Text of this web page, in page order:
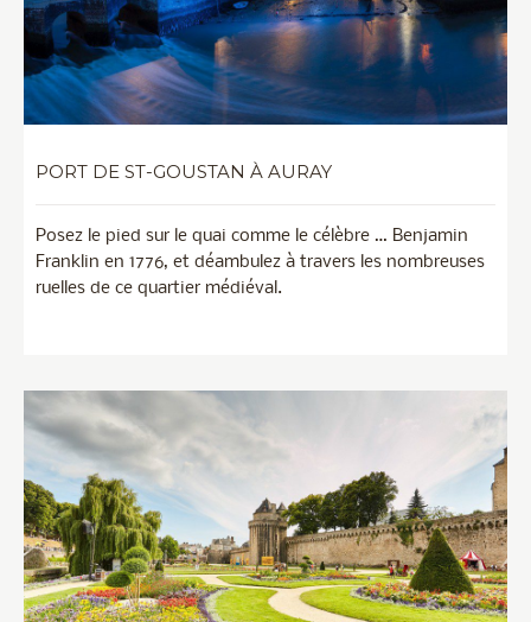
PORT DE ST-GOUSTAN À AURAY
Posez le pied sur le quai comme le célèbre … Benjamin
Franklin en 1776, et déambulez à travers les nombreuses
ruelles de ce quartier médiéval.